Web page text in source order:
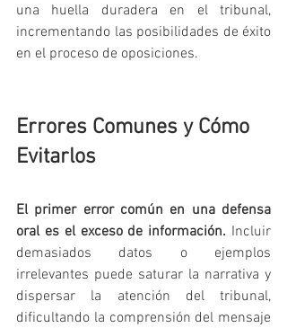
una huella duradera en el tribunal,
incrementando las posibilidades de éxito
en el proceso de oposiciones.
Errores Comunes y Cómo
Evitarlos
El primer error común en una defensa
oral es el exceso de información. Incluir
demasiados datos o ejemplos
irrelevantes puede saturar la narrativa y
dispersar la atención del tribunal,
dificultando la comprensión del mensaje